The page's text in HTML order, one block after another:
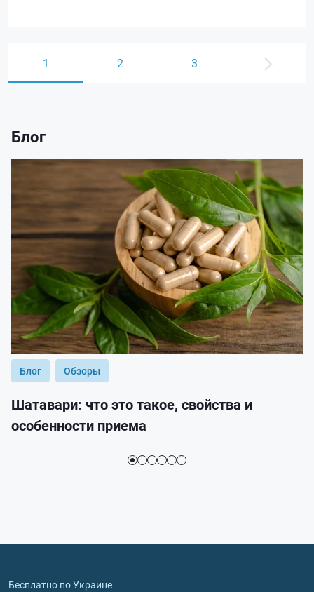
1 2 3
Блог
Блог Обзоры
Шатавари: что это такое, свойства и
особенности приема
Бесплатно по Украине